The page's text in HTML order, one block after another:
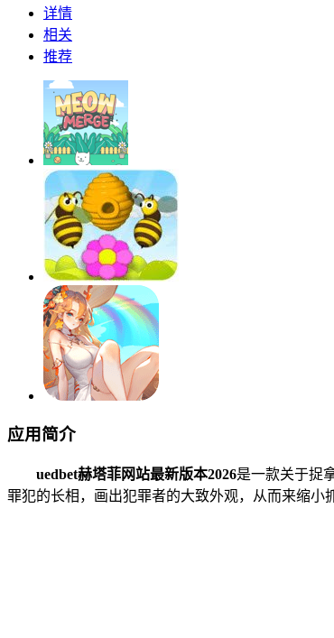
详情
相关
推荐
应用简介
uedbet赫塔菲网站最新版本2026是一款关于捉
罪犯的长相，画出犯罪者的大致外观，从而来缩小